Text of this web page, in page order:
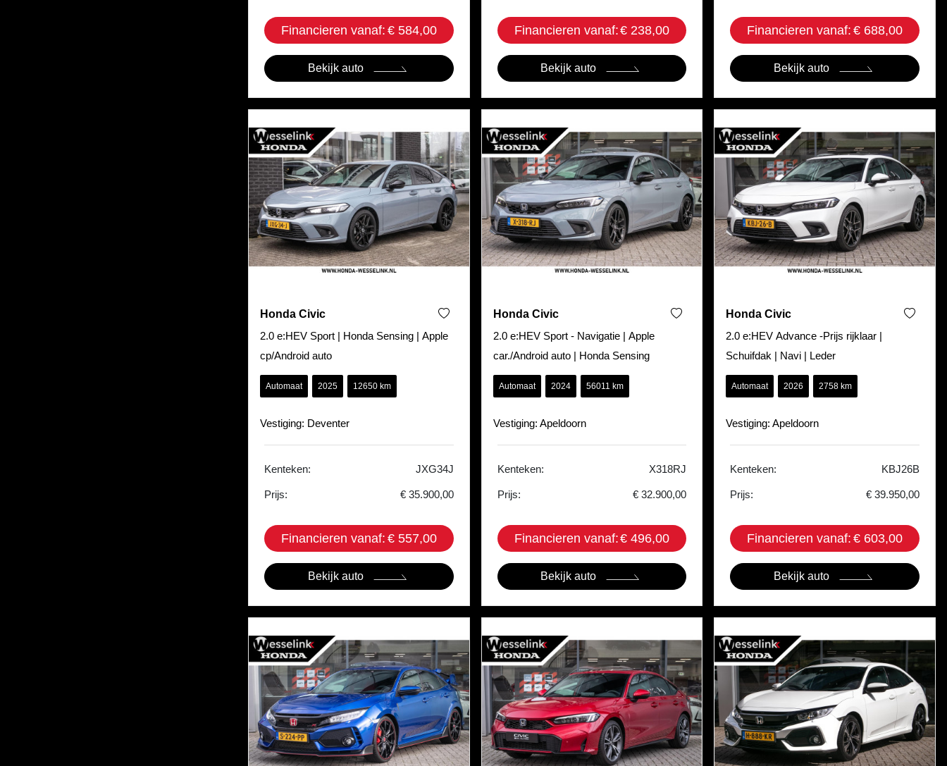
Financieren vanaf: € 584,00
Bekijk auto
Financieren vanaf:€ 238,00
Bekijk auto
Financieren vanaf: € 688,00
Bekijk auto
Honda Civic
2.0 e:HEV Sport | Honda Sensing | Apple
cp/Android auto
Automaat 2025 12650 km
Vestiging: Deventer
Kenteken: JXG34J
Prijs: € 35.900,00
Financieren vanaf: € 557,00
Bekijk auto
Honda Civic
2.0 e:HEV Sport - Navigatie | Apple
car./Android auto | Honda Sensing
Automaat 2024 56011 km
Vestiging: Apeldoorn
Kenteken: X318RJ
Prijs: € 32.900,00
Financieren vanaf:€ 496,00
Bekijk auto
Honda Civic
2.0 e:HEV Advance -Prijs rijklaar |
Schuifdak | Navi | Leder
Automaat 2026 2758 km
Vestiging: Apeldoorn
Kenteken: KBJ26B
Prijs: € 39.950,00
Financieren vanaf: € 603,00
Bekijk auto